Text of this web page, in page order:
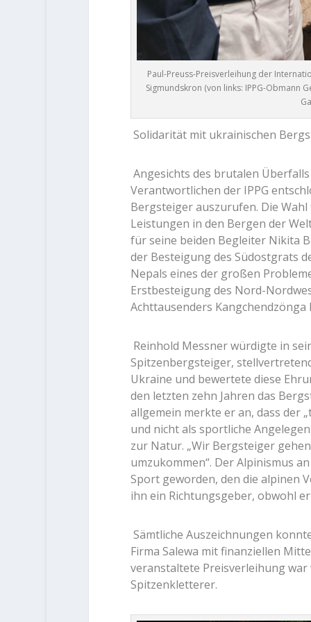
Paul-Preuss-Preisverleihung der
Sigmundskron (von links: IPPG-Obmann
Solidarität mit ukrainischen
Angesichts des brutalen
Verantwortlichen der IPPG
Bergsteiger auszurufen. Die
Leistungen in den Bergen der
für seine beiden Begleiter Nikita
der Besteigung des Südostgrats
Nepals eines der großen
Erstbesteigung des Nord-
Achttausenders
Reinhold Messner würdigte in
Spitzenbergsteiger,
Ukraine und bewertete diese
den letzten zehn Jahren das
allgemein merkte er an, dass der
und nicht als sportliche
zur Natur. „Wir Bergsteiger
umzukommen“. Der Alpinismus
Sport geworden, den die alpinen
ihn ein Richtungsgeber, obwohl
Sämtliche Auszeichnungen
Firma Salewa mit finanziellen
veranstaltete Preisverleihung
Spitzenkletterer.